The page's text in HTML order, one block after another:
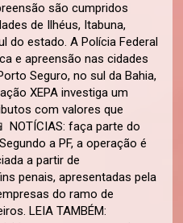
são cumpridos
de Ilhéus, Itabuna,
do estado. A Polícia Federal
e apreensão nas cidades
Seguro, no sul da Bahia,
XEPA investiga um
com valores que
NOTÍCIAS: faça parte do
a PF, a operação é
a partir de
penais, apresentadas pela
do ramo de
LEIA TAMBÉM: